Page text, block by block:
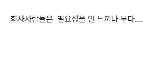
회사사람들은 필요성을 안 느끼나 부다....